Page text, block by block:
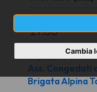
Cambia
TEATRO
21.00
Organizzato da
Ass. Congedati
Brigata Alpina